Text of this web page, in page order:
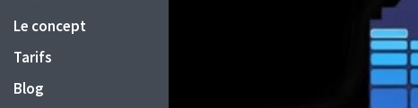
Le concept
Tarifs
Blog